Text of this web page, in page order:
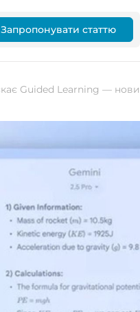
Запропонувати статтю